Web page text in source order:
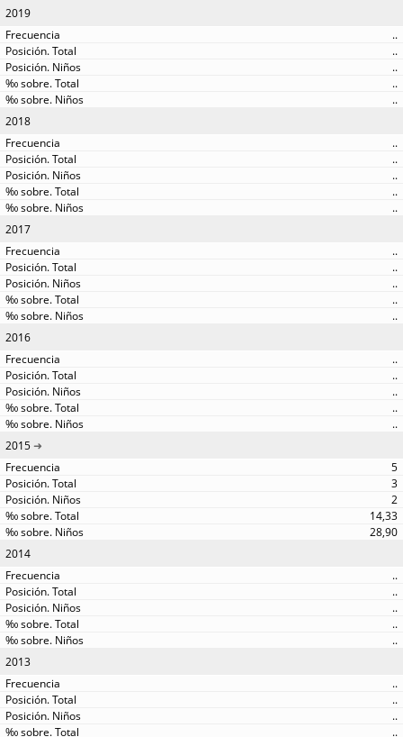
2019
..
..
..
..
..
2018
..
..
..
..
..
2017
..
..
..
..
..
2016
..
..
..
..
..
2015
5
3
2
14,33
28,90
2014
..
..
..
..
..
2013
..
..
..
..